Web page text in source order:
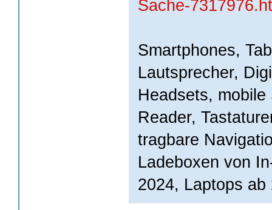
Sache-
Smartphones,
Lautsprecher,
Headsets,
Reader,
tragbare
Ladeboxen von
2024, Laptops ab